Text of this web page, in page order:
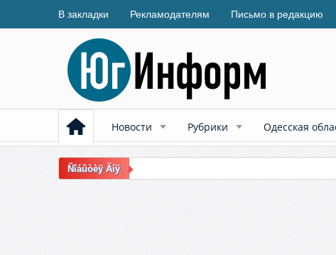
В закладки Рекламодателям Письмо в редакцию
Новости Рубрики Одесская
Ñîáûòèÿ Äíÿ